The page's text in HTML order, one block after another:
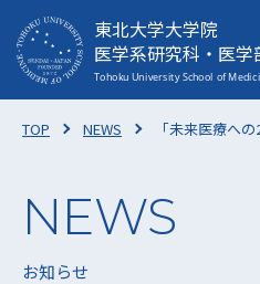
東北大学大学院
医学系研究科・医学
TOP NEWS 「未来医療へ
お知らせ